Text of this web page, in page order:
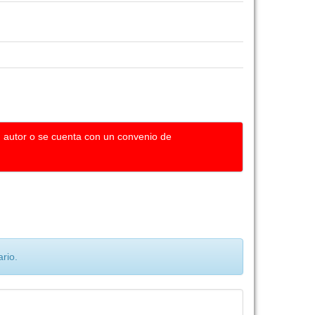
o se cuenta con un convenio de